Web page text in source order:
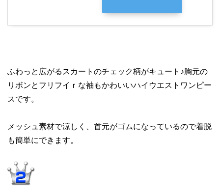
ふわっと広がるスカートのチェック柄がキュート♪胸元の
リボンとフリフイｒな袖もかわいいハイウエストワンピー
スです。
メッシュ素材で涼しく、首元がゴムになっているので着脱
も簡単にできます。